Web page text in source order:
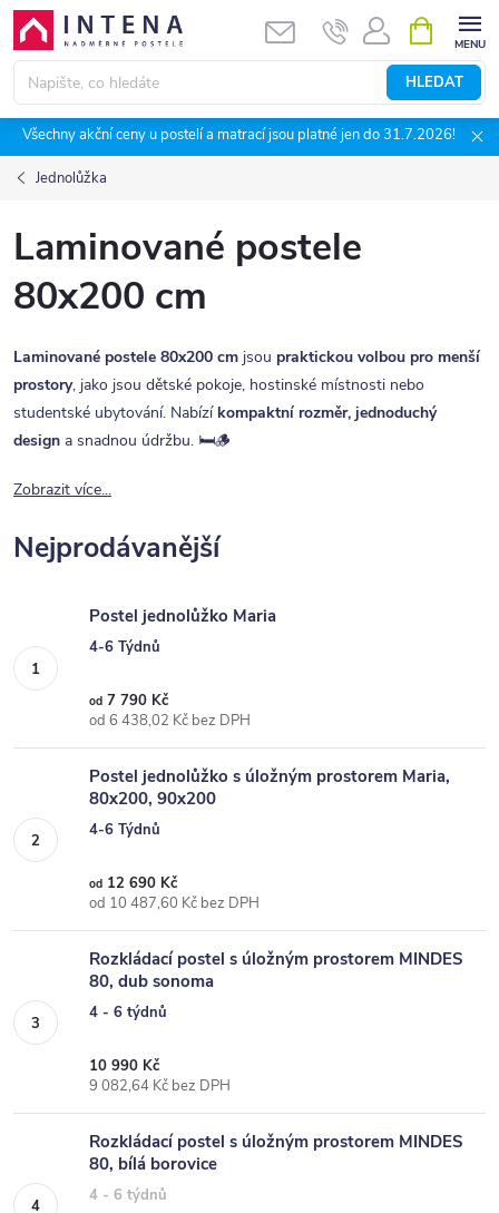
Přejít
obsah
HLEDAT
NÁKUPNÍ
KOŠÍK
Všechny akční ceny u postelí a matrací jsou platné jen do 31.7.2026!
Jednolůžka
Laminované postele
80x200 cm
Laminované postele 80x200 cm jsou praktickou volbou pro menší
prostory, jako jsou dětské pokoje, hostinské místnosti nebo
studentské ubytování. Nabízí kompaktní rozměr, jednoduchý
design a snadnou údržbu. 🛏️🪵
Zobrazit více...
Nejprodávanější
Postel jednolůžko Maria
4-6 Týdnů
od 7 790 Kč
od 6 438,02 Kč bez DPH
Postel jednolůžko s úložným prostorem Maria,
80x200, 90x200
4-6 Týdnů
od 12 690 Kč
od 10 487,60 Kč bez DPH
Rozkládací postel s úložným prostorem MINDES
80, dub sonoma
4 - 6 týdnů
10 990 Kč
9 082,64 Kč bez DPH
Rozkládací postel s úložným prostorem MINDES
80, bílá borovice
4 - 6 týdnů